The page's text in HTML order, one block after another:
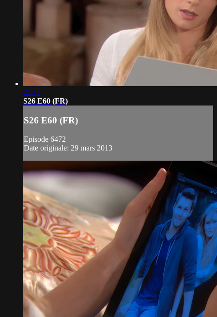
21:16
S26 E60 (FR)
S26 E60 (FR)
Episode 6472
Date originale: 29 mars 2013